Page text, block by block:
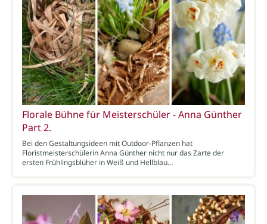
Florale Bühne für Meisterschüler - Anna Günther
Part 2.
Bei den Gestaltungsideen mit Outdoor-Pflanzen hat
Floristmeisterschülerin Anna Günther nicht nur das Zarte der
ersten Frühlingsblüher in Weiß und Hellblau…